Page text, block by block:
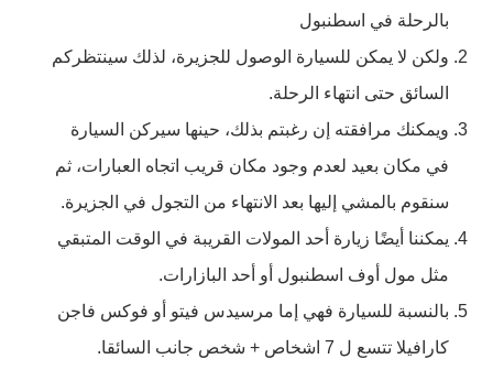
بالرحلة في اسطنبول
ولكن لا يمكن للسيارة الوصول للجزيرة، لذلك سينتظركم
السائق حتى انتهاء الرحلة.
ويمكنك مرافقته إن رغبتم بذلك، حينها سيركن السيارة
في مكان بعيد لعدم وجود مكان قريب اتجاه العبارات، ثم
سنقوم بالمشي إليها بعد الانتهاء من التجول في الجزيرة.
يمكننا أيضًا زيارة أحد المولات القريبة في الوقت المتبقي
مثل مول أوف اسطنبول أو أحد البازارات.
بالنسبة للسيارة فهي إما مرسيدس فيتو أو فوكس فاجن
كارافيلا تتسع ل 7 اشخاص + شخص جانب السائقا.